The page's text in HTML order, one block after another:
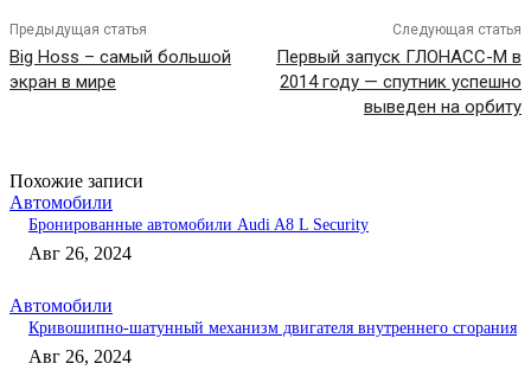
Предыдущая статья
Big Hoss – самый большой
экран в мире
Следующая статья
Первый запуск ГЛОНАСС-М в
2014 году — спутник успешно
выведен на орбиту
Похожие записи
Автомобили
Бронированные автомобили Audi A8 L Security
Авг 26, 2024
Автомобили
Кривошипно-шатунный механизм двигателя внутреннего сгорания
Авг 26, 2024